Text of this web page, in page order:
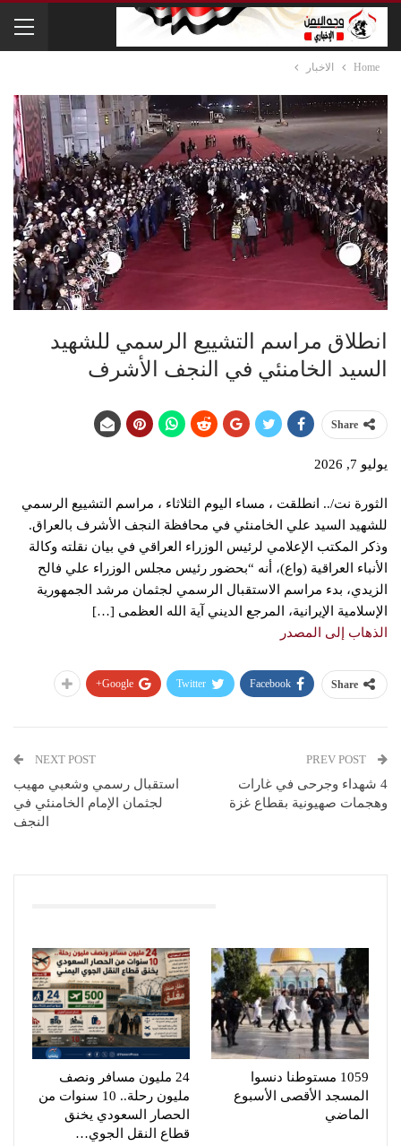
Home الاخبار
انطلاق مراسم التشييع الرسمي للشهيد
السيد الخامنئي في النجف الأشرف
Share
يوليو 7, 2026
الثورة نت/.. انطلقت ، مساء اليوم الثلاثاء ، مراسم التشييع الرسمي
للشهيد السيد علي الخامنئي في محافظة النجف الأشرف بالعراق.
وذكر المكتب الإعلامي لرئيس الوزراء العراقي في بيان نقلته وكالة
الأنباء العراقية (واع)، أنه “بحضور رئيس مجلس الوزراء علي فالح
الزيدي، بدء مراسم الاستقبال الرسمي لجثمان مرشد الجمهورية
الإسلامية الإيرانية، المرجع الديني آية الله العظمى […]
الذهاب إلى المصدر
Share
Facebook
Twitter
Google+
4 شهداء وجرحى في غارات
وهجمات صهيونية بقطاع غزة
NEXT POST
استقبال رسمي وشعبي مهيب
لجثمان الإمام الخامنئي في
النجف
1059 مستوطنا دنسوا
المسجد الأقصى الأسبوع
الماضي
24 مليون مسافر ونصف
مليون رحلة.. 10 سنوات من
الحصار السعودي يخنق
قطاع النقل الجوي…